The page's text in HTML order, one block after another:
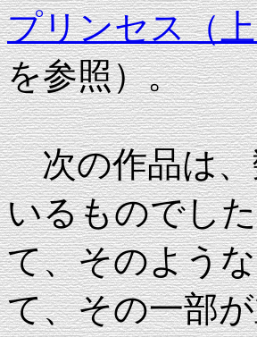
プリンセス（
を参照）。
次の作品は、
いるものでし
て、そのよう
て、その一部